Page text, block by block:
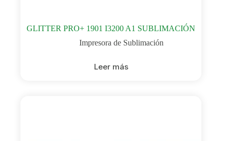
GLITTER PRO+ 1901 I3200 A1 SUBLIMACIÓN
Impresora de Sublimación
Leer más